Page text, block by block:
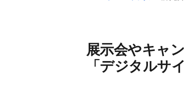
展示会やキャ
「デジタルサ